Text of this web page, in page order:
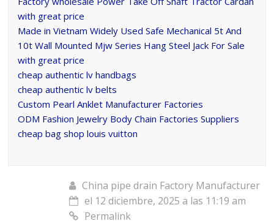
with great price
Made in Vietnam Widely Used Safe Mechanical 5t And
10t Wall Mounted Mjw Series Hang Steel Jack For Sale
with great price
cheap authentic lv handbags
cheap authentic lv belts
Custom Pearl Anklet Manufacturer Factories
ODM Fashion Jewelry Body Chain Factories Suppliers
cheap bag shop louis vuitton
China pipe drain Factory Manufacturer
el 12 diciembre, 2025 a las 11:19 am
Permalink